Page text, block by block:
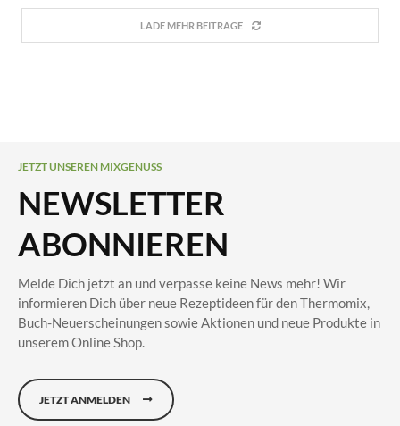
LADE MEHR BEITRÄGE
JETZT UNSEREN MIXGENUSS
NEWSLETTER
ABONNIEREN
Melde Dich jetzt an und verpasse keine News mehr! Wir
informieren Dich über neue Rezeptideen für den Thermomix,
Buch-Neuerscheinungen sowie Aktionen und neue Produkte in
unserem Online Shop.
JETZT ANMELDEN